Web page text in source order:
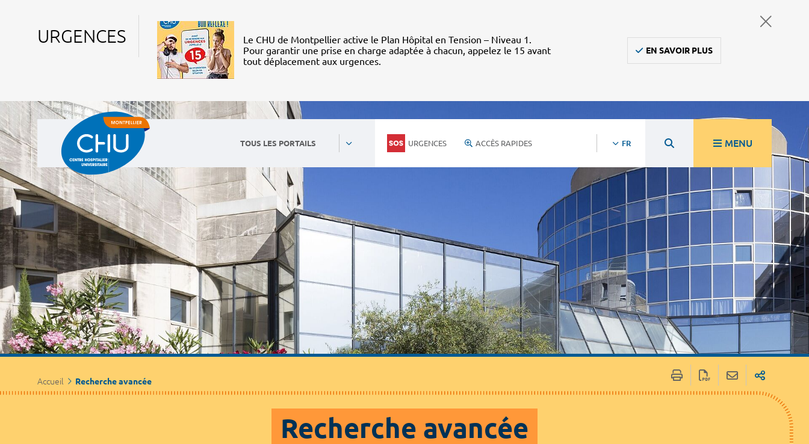
URGENCES
Le CHU de Montpellier active le Plan Hôpital en Tension – Niveau 1.
Pour garantir une prise en charge adaptée à chacun, appelez le 15 avant
tout déplacement aux urgences.
EN SAVOIR PLUS
TOUS LES PORTAILS URGENCES ACCÈS RAPIDES FR MENU
Accueil Recherche avancée
Recherche avancée